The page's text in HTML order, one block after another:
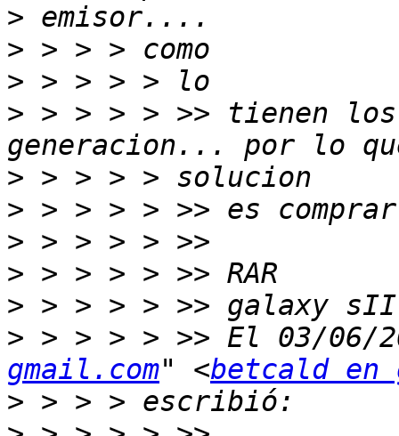
>
>
>
> > > > > >> tienen
>
>
>
>
>
> > > > > >> El 03/06/
gmail.com" <betcald en
>